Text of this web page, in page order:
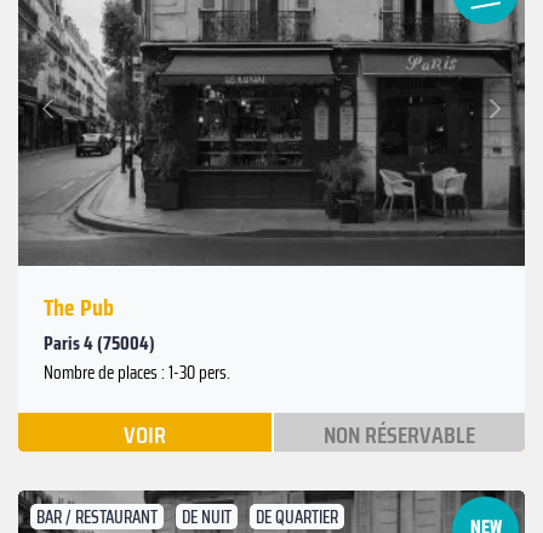
Précédent
Suivant
The Pub
Paris 4 (75004)
Nombre de places : 1-30 pers.
VOIR NON RÉSERVABLE
BAR / RESTAURANT DE NUIT DE QUARTIER